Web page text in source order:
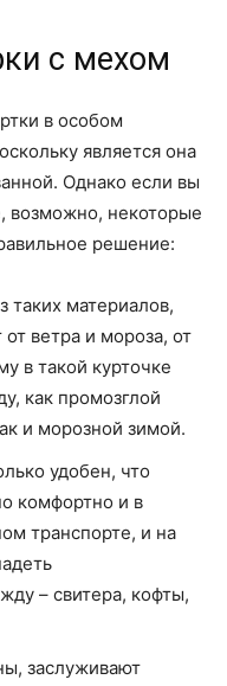
с мехом
в особом
является она
Однако если вы
возможно, некоторые
решение:
таких материалов,
ветра и мороза, от
в такой курточке
как промозглой
и морозной зимой.
удобен, что
комфортно и в
транспорте, и на
– свитера, кофты,
заслуживают